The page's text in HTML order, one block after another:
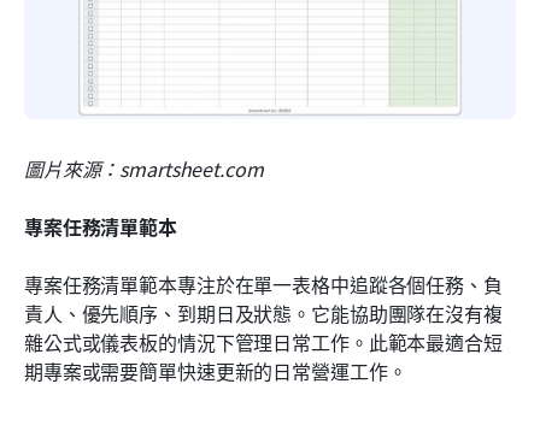
圖片來源：smartsheet.com
專案任務清單範本
專案任務清單範本專注於在單一表格中追蹤各個任務、負
責人、優先順序、到期日及狀態。它能協助團隊在沒有複
雜公式或儀表板的情況下管理日常工作。此範本最適合短
期專案或需要簡單快速更新的日常營運工作。